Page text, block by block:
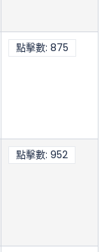
點擊數: 875
點擊數: 952